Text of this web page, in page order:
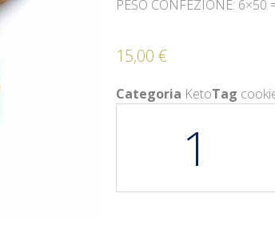
PESO CONFEZIONE: 6×50
15,00 €
Categoria KetoTag